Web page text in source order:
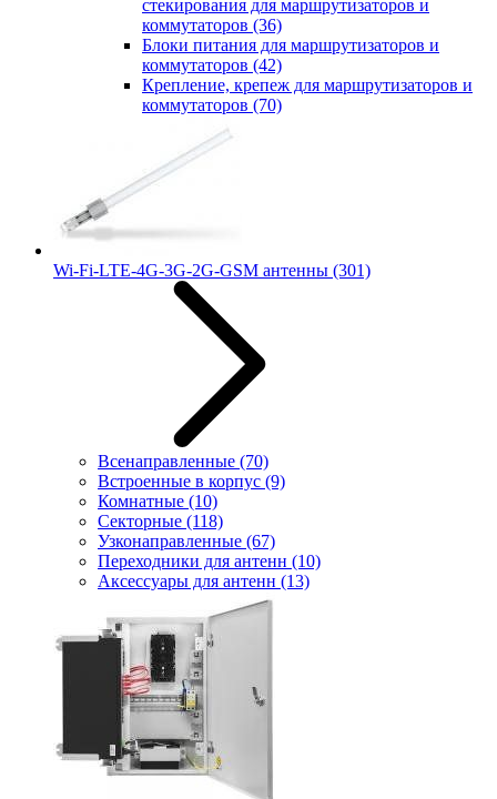
стекирования для маршрутизаторов и
коммутаторов (36)
Блоки питания для маршрутизаторов и
коммутаторов (42)
Крепление, крепеж для маршрутизаторов и
коммутаторов (70)
Wi-Fi-LTE-4G-3G-2G-GSM антенны (301)
Всенаправленные (70)
Встроенные в корпус (9)
Комнатные (10)
Секторные (118)
Узконаправленные (67)
Переходники для антенн (10)
Аксессуары для антенн (13)